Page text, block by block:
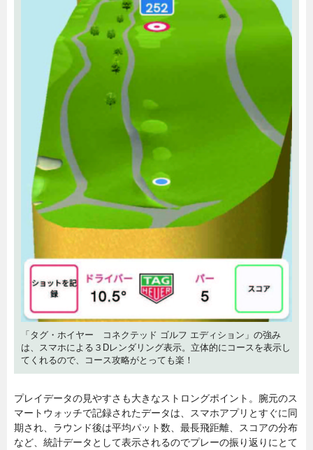
「タグ・ホイヤー コネクテッド ゴルフ エディション」の強み
は、スマホによる３Dレンダリング表示。立体的にコースを表示し
てくれるので、コース攻略がとっても楽！
プレイデータの見やすさも大きなストロングポイント。腕元のス
マートウォッチで記録されたデータは、スマホアプリとすぐに同
期され、ラウンド後は平均パット数、最長飛距離、スコアの分布
など、統計データとして表示されるのでプレーの振り返りにとて